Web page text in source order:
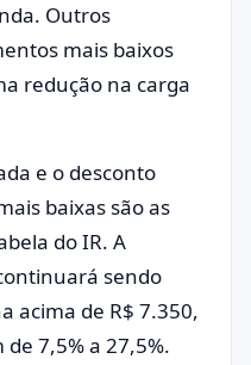
Outros
mais baixos
redução na carga
e o desconto
baixas são as
do IR. A
sendo
acima de R$ 7.350,
7,5% a 27,5%.